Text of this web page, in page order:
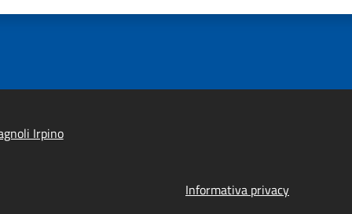
Irpino
Informativa privacy